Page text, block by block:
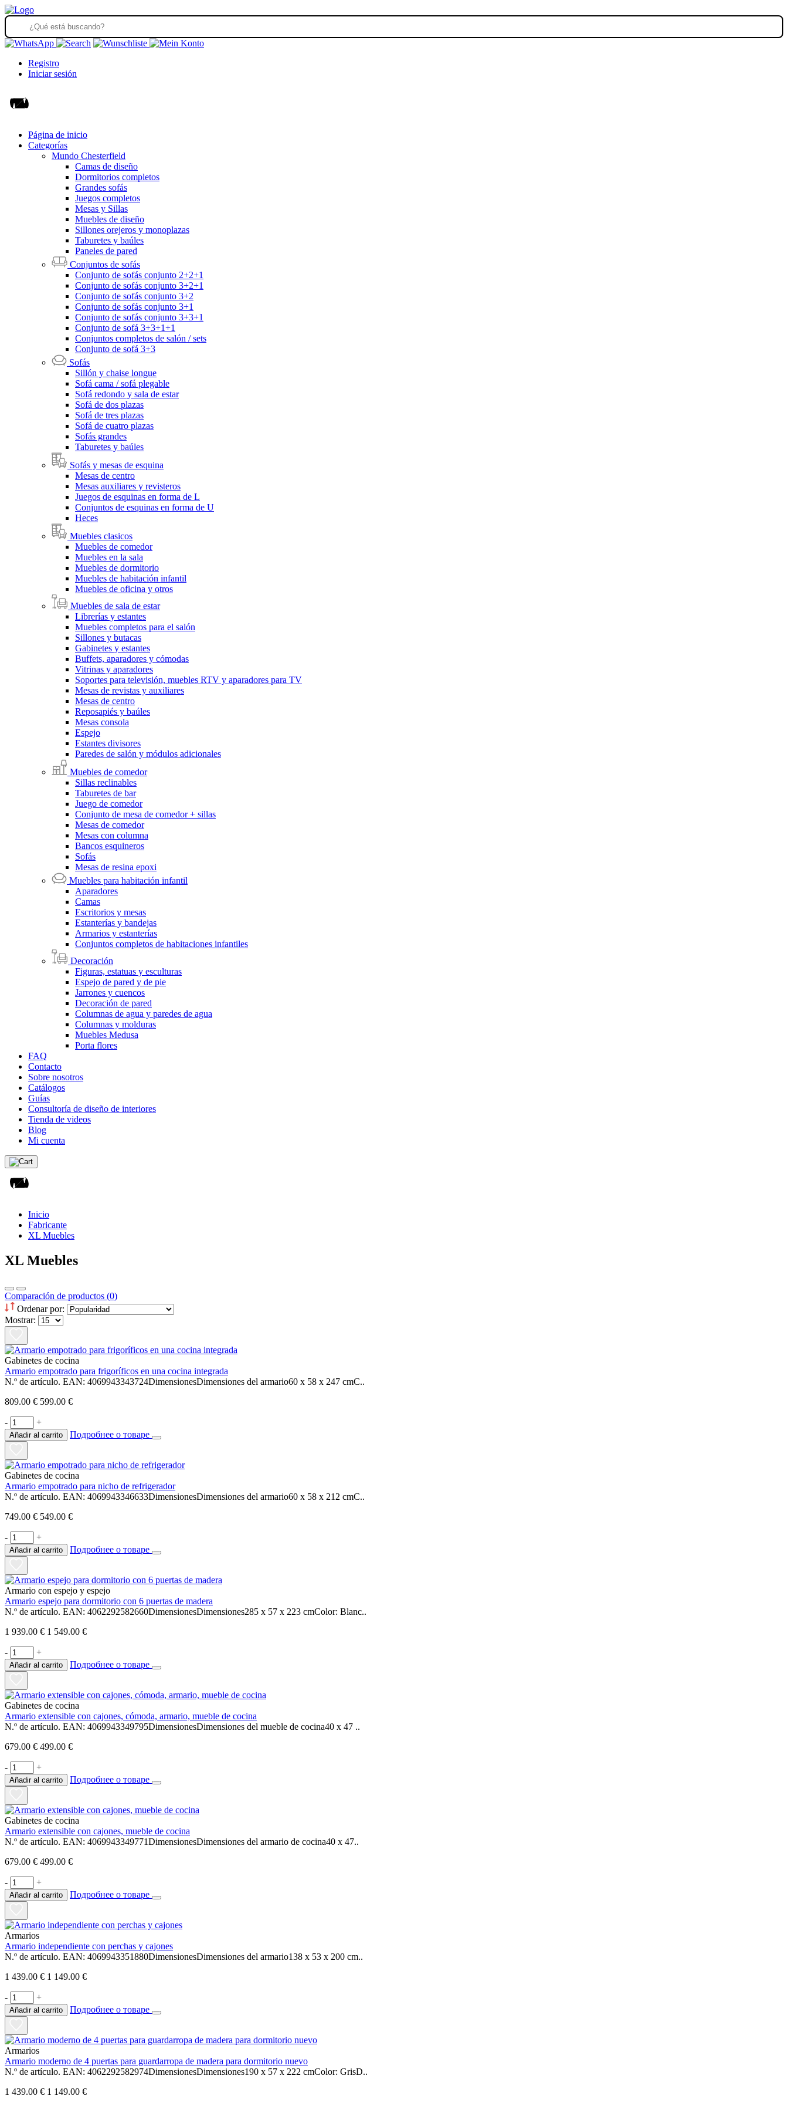
Registro
Iniciar sesión
Página de inicio
Categorías
Mundo Chesterfield
Camas de diseño
Dormitorios completos
Grandes sofás
Juegos completos
Mesas y Sillas
Muebles de diseño
Sillones orejeros y monoplazas
Taburetes y baúles
Paneles de pared
Conjuntos de sofás
Conjunto de sofás conjunto 2+2+1
Conjunto de sofás conjunto 3+2+1
Conjunto de sofás conjunto 3+2
Conjunto de sofás conjunto 3+1
Conjunto de sofás conjunto 3+3+1
Conjunto de sofá 3+3+1+1
Conjuntos completos de salón / sets
Conjunto de sofá 3+3
Sofás
Sillón y chaise longue
Sofá cama / sofá plegable
Sofá redondo y sala de estar
Sofá de dos plazas
Sofá de tres plazas
Sofá de cuatro plazas
Sofás grandes
Taburetes y baúles
Sofás y mesas de esquina
Mesas de centro
Mesas auxiliares y revisteros
Juegos de esquinas en forma de L
Conjuntos de esquinas en forma de U
Heces
Muebles clasicos
Muebles de comedor
Muebles en la sala
Muebles de dormitorio
Muebles de habitación infantil
Muebles de oficina y otros
Muebles de sala de estar
Librerías y estantes
Muebles completos para el salón
Sillones y butacas
Gabinetes y estantes
Buffets, aparadores y cómodas
Vitrinas y aparadores
Soportes para televisión, muebles RTV y aparadores para TV
Mesas de revistas y auxiliares
Mesas de centro
Reposapiés y baúles
Mesas consola
Espejo
Estantes divisores
Paredes de salón y módulos adicionales
Muebles de comedor
Sillas reclinables
Taburetes de bar
Juego de comedor
Conjunto de mesa de comedor + sillas
Mesas de comedor
Mesas con columna
Bancos esquineros
Sofás
Mesas de resina epoxi
Muebles para habitación infantil
Aparadores
Camas
Escritorios y mesas
Estanterías y bandejas
Armarios y estanterías
Conjuntos completos de habitaciones infantiles
Decoración
Figuras, estatuas y esculturas
Espejo de pared y de pie
Jarrones y cuencos
Decoración de pared
Columnas de agua y paredes de agua
Columnas y molduras
Muebles Medusa
Porta flores
FAQ
Contacto
Sobre nosotros
Catálogos
Guías
Consultoría de diseño de interiores
Tienda de videos
Blog
Mi cuenta
Inicio
Fabricante
XL Muebles
XL Muebles
Comparación de productos (0)
Ordenar por:
Mostrar:
Gabinetes de cocina
Armario empotrado para frigoríficos en una cocina integrada
N.º de artículo. EAN: 4069943343724DimensionesDimensiones del armario60 x 58 x 247 cmC..
809.00 € 599.00 €
- +
Añadir al carrito Подробнее о товаре
Gabinetes de cocina
Armario empotrado para nicho de refrigerador
N.º de artículo. EAN: 4069943346633DimensionesDimensiones del armario60 x 58 x 212 cmC..
749.00 € 549.00 €
- +
Añadir al carrito Подробнее о товаре
Armario con espejo y espejo
Armario espejo para dormitorio con 6 puertas de madera
N.º de artículo. EAN: 4062292582660DimensionesDimensiones285 x 57 x 223 cmColor: Blanc..
1 939.00 € 1 549.00 €
- +
Añadir al carrito Подробнее о товаре
Gabinetes de cocina
Armario extensible con cajones, cómoda, armario, mueble de cocina
N.º de artículo. EAN: 4069943349795DimensionesDimensiones del mueble de cocina40 x 47 ..
679.00 € 499.00 €
- +
Añadir al carrito Подробнее о товаре
Gabinetes de cocina
Armario extensible con cajones, mueble de cocina
N.º de artículo. EAN: 4069943349771DimensionesDimensiones del armario de cocina40 x 47..
679.00 € 499.00 €
- +
Añadir al carrito Подробнее о товаре
Armarios
Armario independiente con perchas y cajones
N.º de artículo. EAN: 4069943351880DimensionesDimensiones del armario138 x 53 x 200 cm..
1 439.00 € 1 149.00 €
- +
Añadir al carrito Подробнее о товаре
Armarios
Armario moderno de 4 puertas para guardarropa de madera para dormitorio nuevo
N.º de artículo. EAN: 4062292582974DimensionesDimensiones190 x 57 x 222 cmColor: GrisD..
1 439.00 € 1 149.00 €